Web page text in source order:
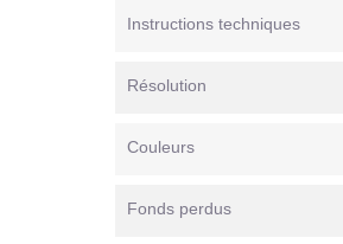
Instructions techniques
Résolution
Couleurs
Fonds perdus